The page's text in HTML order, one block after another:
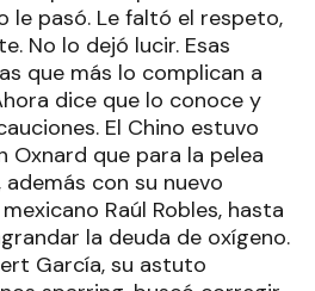
le pasó. Le faltó el respeto,
No lo dejó lucir. Esas
que más lo complican a
dice que lo conoce y
El Chino estuvo
Oxnard que para la pelea
con su nuevo
Raúl Robles, hasta
la deuda de oxígeno.
García, su astuto